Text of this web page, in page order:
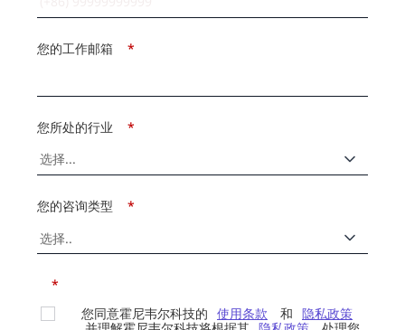
*
您的工作邮箱
*
您所处的行业
*
您的咨询类型
*
您同意霍尼韦尔科技的 使用条款 和 隐私政策